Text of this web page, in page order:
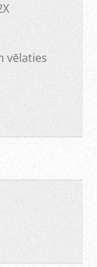
vēlaties